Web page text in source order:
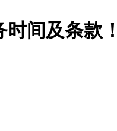
时间及条款